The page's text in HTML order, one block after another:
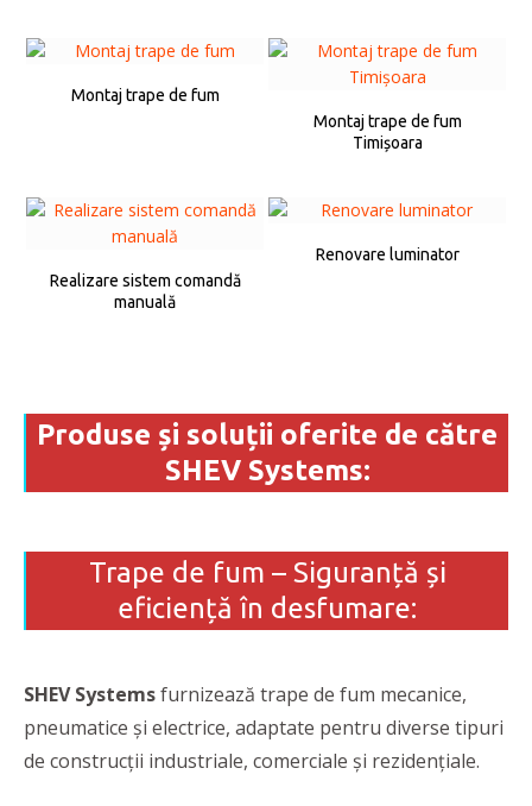
Montaj trape de fum
Montaj trape de fum
Timișoara
Realizare sistem comandă
manuală
Renovare luminator
Produse și soluții oferite de către
SHEV Systems:
Trape de fum – Siguranță și
eficiență în desfumare:
SHEV Systemsfurnizează trape de fum mecanice,
pneumatice și electrice, adaptate pentru diverse tipuri
de construcții industriale, comerciale și rezidențiale.